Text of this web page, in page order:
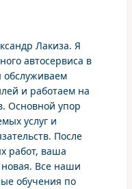
Лакиза. Я
автосервиса в
и работаем на
Основной упор
услуг и
После
работ, ваша
новая. Все наши
обучения по